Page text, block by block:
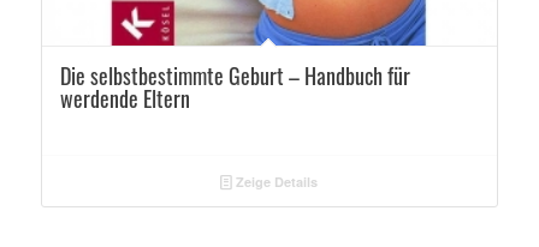
Die selbstbestimmte Geburt – Handbuch für
werdende Eltern
Zeige Details